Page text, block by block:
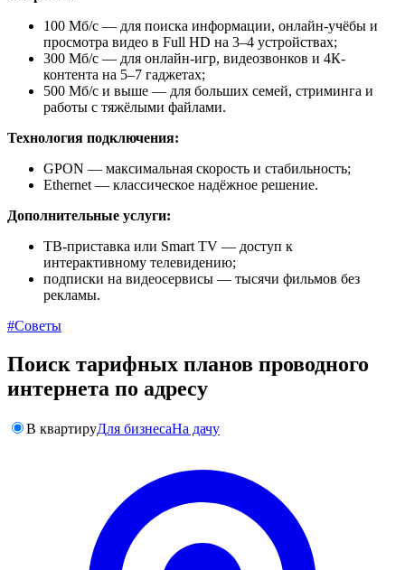
100 Мб/с — для поиска информации, онлайн-учёбы и
просмотра видео в Full HD на 3–4 устройствах;
300 Мб/с — для онлайн-игр, видеозвонков и 4К-
контента на 5–7 гаджетах;
500 Мб/с и выше — для больших семей, стриминга и
работы с тяжёлыми файлами.
Технология подключения:
GPON — максимальная скорость и стабильность;
Ethernet — классическое надёжное решение.
Дополнительные услуги:
ТВ-приставка или Smart TV — доступ к
интерактивному телевидению;
подписки на видеосервисы — тысячи фильмов без
рекламы.
#Советы
Поиск тарифных планов проводного
интернета по адресу
В квартируДля бизнесаНа дачу